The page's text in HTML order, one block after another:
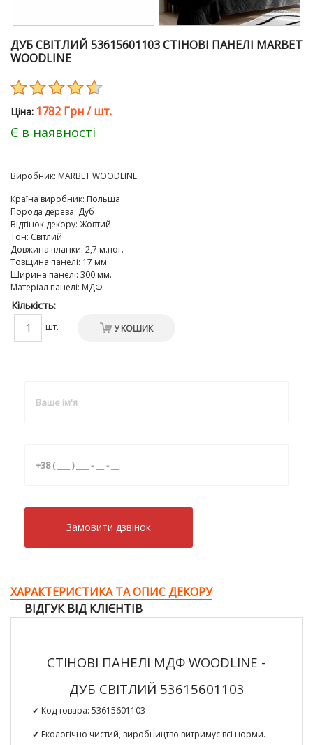
ДУБ СВІТЛИЙ 53615601103 СТІНОВІ ПАНЕЛІ MARBET
WOODLINE
Цiна: 1782 Грн/шт.
Є в наявності
Виробник: MARBET WOODLINE
Країна виробник: Польща
Порода дерева: Дуб
Відтінок декору: Жовтий
Тон: Світлий
Довжина планки: 2,7 м.пог.
Товщина панелі: 17 мм.
Ширина панелі: 300 мм.
Матеріал панелі: МДФ
Кількість:
шт. У КОШИК
Замовити дзвiнок
ХАРАКТЕРИСТИКА ТА ОПИС ДЕКОРУ
ВІДГУК ВІД КЛІЄНТІВ
СТІНОВІ ПАНЕЛІ МДФ WOODLINE -
ДУБ СВІТЛИЙ 53615601103
✔ Код товара: 53615601103
✔ Екологічно чистий, виробництво витримує всі норми.